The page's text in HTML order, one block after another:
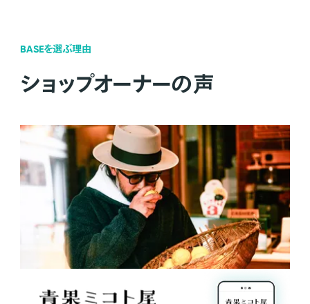
BASEを選ぶ理由
ショップオーナーの声